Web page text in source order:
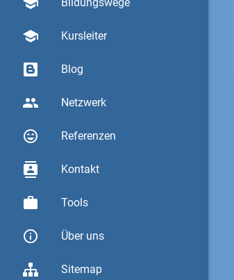
school Kursleiter
Blog
group Netzwerk
sentiment_very_satisfied Referenzen
contacts Kontakt
work Tools
info_outline Über uns
Sitemap